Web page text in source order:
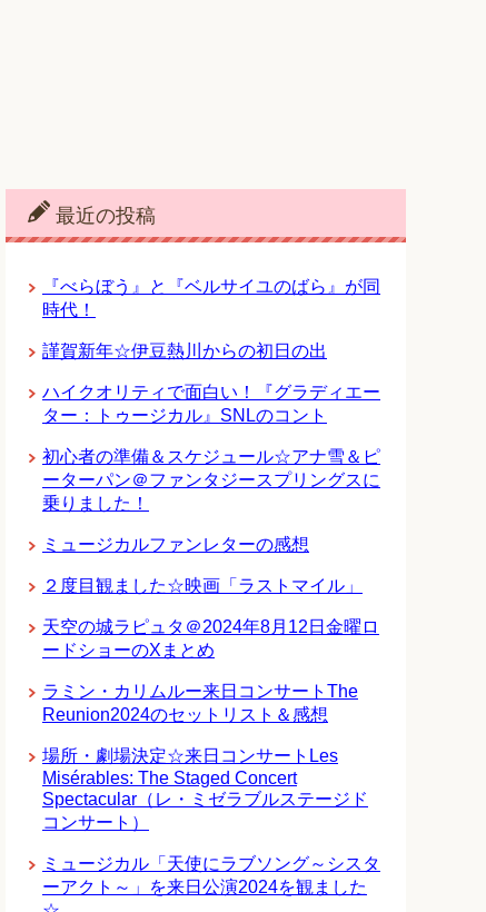
最近の投稿
『べらぼう』と『ベルサイユのばら』が同
時代！
謹賀新年☆伊豆熱川からの初日の出
ハイクオリティで面白い！『グラディエー
ター：トゥージカル』SNLのコント
初心者の準備＆スケジュール☆アナ雪＆ピ
ーターパン＠ファンタジースプリングスに
乗りました！
ミュージカルファンレターの感想
２度目観ました☆映画「ラストマイル」
天空の城ラピュタ＠2024年8月12日金曜ロ
ードショーのXまとめ
ラミン・カリムルー来日コンサートThe
Reunion2024のセットリスト＆感想
場所・劇場決定☆来日コンサートLes
Misérables: The Staged Concert
Spectacular（レ・ミゼラブルステージド
コンサート）
ミュージカル「天使にラブソング～シスタ
ーアクト～」を来日公演2024を観ました